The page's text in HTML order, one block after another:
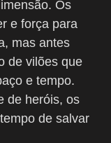
Os
e força para
mas antes
de vilões que
e tempo.
de heróis, os
de salvar